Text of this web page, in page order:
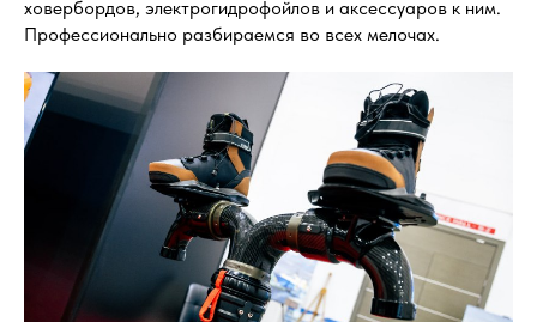
ховербордов, электрогидрофойлов и аксессуаров к ним.
Профессионально разбираемся во всех мелочах.